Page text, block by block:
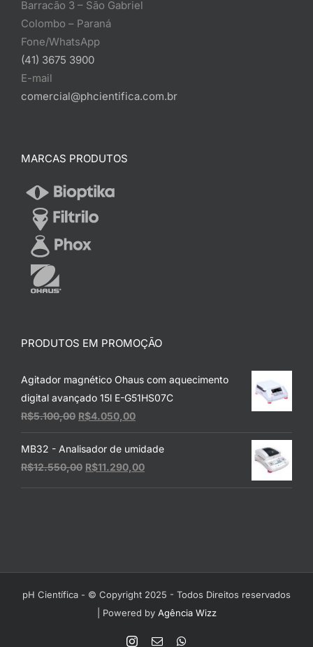
Barracão 3 – São Gabriel
Colombo – Paraná
Fone/WhatsApp
(41) 3675 3900
E-mail
comercial@phcientifica.com.br
MARCAS PRODUTOS
PRODUTOS EM PROMOÇÃO
Agitador magnético Ohaus com aquecimento
digital avançado 15l E-G51HS07C
R$5.100,00 O
preço
original
era:
R$5.100,00.
R$4.050,00O
preço
atual
é:
R$4.050,00.
MB32 - Analisador de umidade
R$12.550,00 O
R$11.290,00O
pH Científica - © Copyright 2025 - Todos Direitos reservados
| Powered by Agência Wizz
Instagram
E-